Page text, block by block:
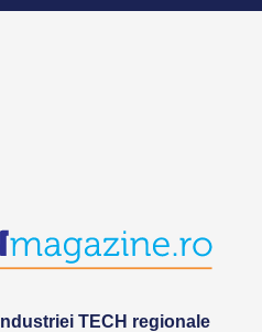
TECH regionale